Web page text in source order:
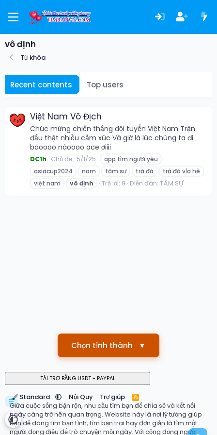
vô định
Từ khóa
Recent contents Top users
Việt Nam Vô Địch
Chúc mừng chiến thắng đội tuyển Việt Nam Trận
đấu thật nhiều cảm xúc Và giờ là lúc chúng ta đi
bãoooo nàoooo ace ơiiii
DC1h Chủ đề 5/1/25
app tìm người yêu
asiacup2024
nam tâm sự trà đá
trà đá vỉa hè
việt nam
vô định Trả lời: 9 Diễn đàn: TÂM SỰ
Chọn tỉnh thành ▼
Standard Nội Quy Trợ giúp
R
S
S
Giữa cuộc sống bận rộn, nhu cầu tìm bạn để chia sẻ và kết nối
ngày càng trở nên quan trọng. Website này là nơi lý tưởng giúp
bạn dễ dàng tìm bạn tình, tìm bạn trai hay đơn giản là tìm một
người đồng điệu để trò chuyện mỗi ngày. Với cộng đồng người
☰